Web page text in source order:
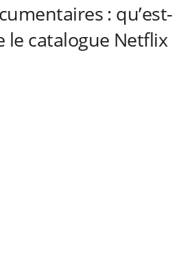
: qu’est-
le catalogue Netflix